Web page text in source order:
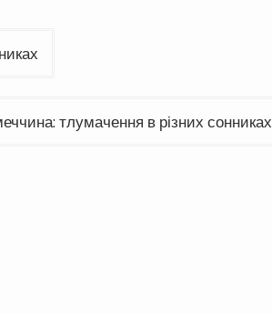
тлумачення в різних сонниках